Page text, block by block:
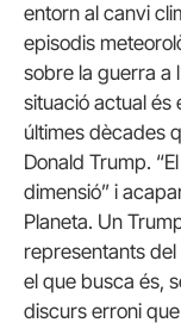
entorn al canvi
episodis
sobre la guerra a
situació actual és
últimes dècades
Donald Trump.
dimensió” i
Planeta. Un
representants
el que busca és,
discurs erroni